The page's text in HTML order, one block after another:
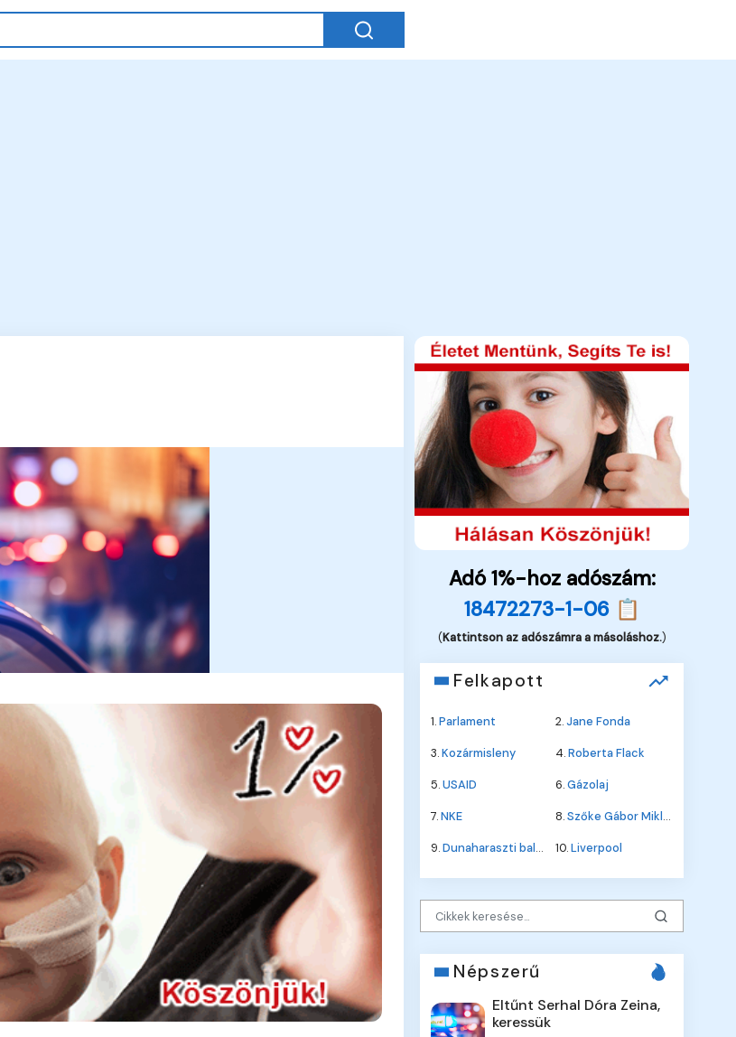
Adó 1%-hoz adószám:
18472273-1-06 📋
(Kattintson az adószámra a másoláshoz.)
Felkapott
1.Parlament 2.Jane Fonda
3.Kozármisleny 4.Roberta Flack
5.USAID 6.Gázolaj
7.NKE 8.Szőke Gábor Miklós
9.Dunaharaszti baleset 10.Liverpool
Népszerű
Eltűnt Serhal Dóra Zeina,
keressük